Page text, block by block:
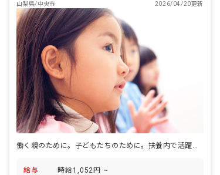
山梨県/中央市
2026/04/20更新
働く親のために。子どもたちのために。扶養内で活躍できる認定こども園です。
給与 時給1,052円 ~